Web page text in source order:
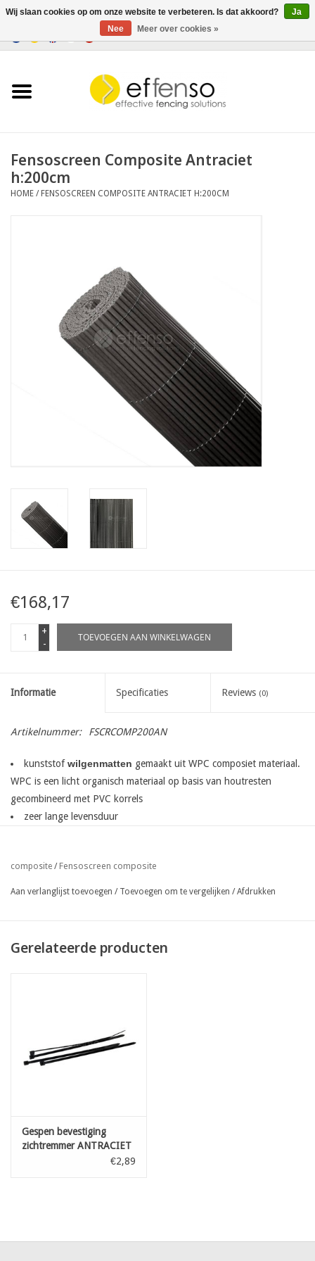
Verlichting
Fensoscreen Composite Antraciet
h:200cm
HOME /FENSOSCREEN COMPOSITE ANTRACIET H:200CM
€168,17
+
-
TOEVOEGEN AAN WINKELWAGEN
Informatie Specificaties Reviews (0)
Artikelnummer: FSCRCOMP200AN
kunststofwilgenmatten gemaakt uit WPC composiet materiaal.
WPC is een licht organisch materiaal op basis van houtresten
gecombineerd met PVC korrels
zeer lange levensduur
speciale bevestigingsclips.
kan eenvoudig tegen elke bestaande afsluiting geplaatst worden
composite / Fensoscreen composite
Aan verlanglijst toevoegen / Toevoegen om te vergelijken /Afdrukken
Gerelateerde producten
Gespen bevestiging
zichtremmer ANTRACIET
€2,89
Wij slaan cookies op om onze website te verbeteren. Is dat akkoord?
Ja
Nee
Meer over cookies »